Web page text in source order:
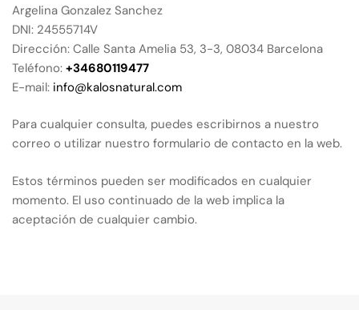
Argelina Gonzalez Sanchez
DNI: 24555714V
Dirección: Calle Santa Amelia 53, 3-3, 08034 Barcelona
Teléfono: +34680119477
E-mail: info@kalosnatural.com
Para cualquier consulta, puedes escribirnos a nuestro
correo o utilizar nuestro formulario de contacto en la web.
Estos términos pueden ser modificados en cualquier
momento. El uso continuado de la web implica la
aceptación de cualquier cambio.